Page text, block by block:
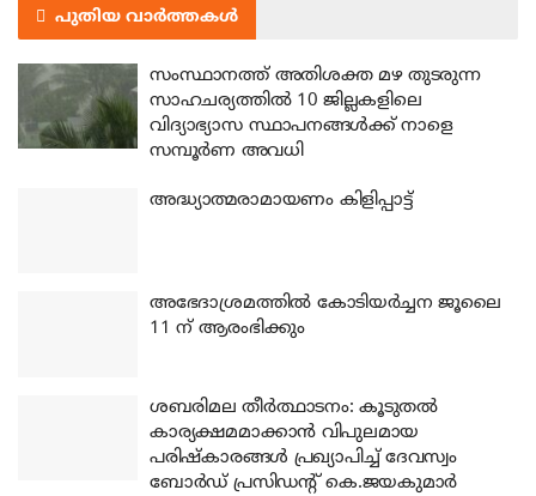
പുതിയ വാർത്തകൾ
സംസ്ഥാനത്ത് അതിശക്ത മഴ തുടരുന്ന
സാഹചര്യത്തിൽ 10 ജില്ലകളിലെ
വിദ്യാഭ്യാസ സ്ഥാപനങ്ങൾക്ക് നാളെ
സമ്പൂർണ അവധി
അദ്ധ്യാത്മരാമായണം കിളിപ്പാട്ട്
അഭേദാശ്രമത്തില്‍ കോടിയര്‍ച്ചന ജൂലൈ
11 ന് ആരംഭിക്കും
ശബരിമല തീര്‍ത്ഥാടനം: കൂടുതല്‍
കാര്യക്ഷമമാക്കാന്‍ വിപുലമായ
പരിഷ്‌കാരങ്ങള്‍ പ്രഖ്യാപിച്ച് ദേവസ്വം
ബോര്‍ഡ് പ്രസിഡന്റ് കെ.ജയകുമാര്‍